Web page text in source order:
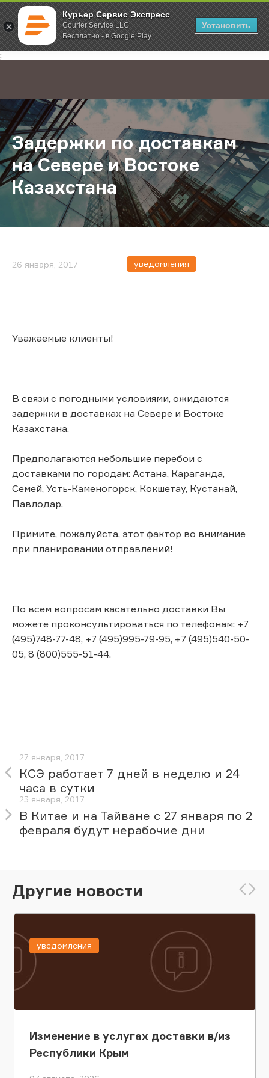
Курьер Сервис Экспресс
Courier Service LLC
Бесплатно - в Google Play
Установить
;
Главная О компании Новости Задержки по доставкам на Севере
Задержки по доставкам
на Севере и Востоке
Казахстана
26 января, 2017 уведомления
Уважаемые клиенты!
В связи с погодными условиями, ожидаются
задержки в доставках на Севере и Востоке
Казахстана.
Предполагаются небольшие перебои с
доставками по городам: Астана, Караганда,
Семей, Усть-Каменогорск, Кокшетау, Кустанай,
Павлодар.
Примите, пожалуйста, этот фактор во внимание
при планировании отправлений!
По всем вопросам касательно доставки Вы
можете проконсультироваться по телефонам: +7
(495)748-77-48, +7 (495)995-79-95, +7 (495)540-50-
05, 8 (800)555-51-44.
27 января, 2017
КСЭ работает 7 дней в неделю и 24
часа в сутки
23 января, 2017
В Китае и на Тайване с 27 января по 2
февраля будут нерабочие дни
Другие новости
Изменение в услугах доставки в/из
Республики Крым
уведомления